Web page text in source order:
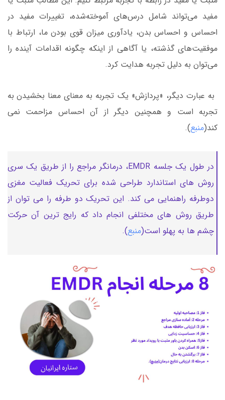
مفید می‌تواند شامل درس‌های آموخته‌شده، تغییرات مفید در
احساس و احساس بدن، یادآوری میزان قوی بودن ما، ارتباط با
موفقیت‌های گذشته، یا آگاهی از اینکه چگونه اقدامات آینده را
می‌توان به دلیل تجربه هدایت کرد.
به عبارت دیگر، «پردازش» یک تجربه به معنای معنا بخشیدن به
تجربه است و همچنین دیگر از آن احساس مزاحمت نمی
کند(منبع).
در طول یک جلسه EMDR، درمانگر مراجع را از طریق یک سری
روش های استاندارد طراحی شده برای تحریک فعالیت مغزی
دوطرفه راهنمایی می کند. این تحریک دو طرفه را می توان از
طریق روش های مختلفی انجام داد که رایج ترین آن حرکت
چشم ها به پهلو است(منبع).